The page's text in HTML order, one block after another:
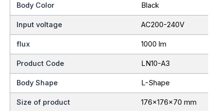
Body Color Black
Input voltage AC200-240V
flux 1000 lm
Product Code LN10-A3
Body Shape L-Shape
Size of product 176x176x70 mm